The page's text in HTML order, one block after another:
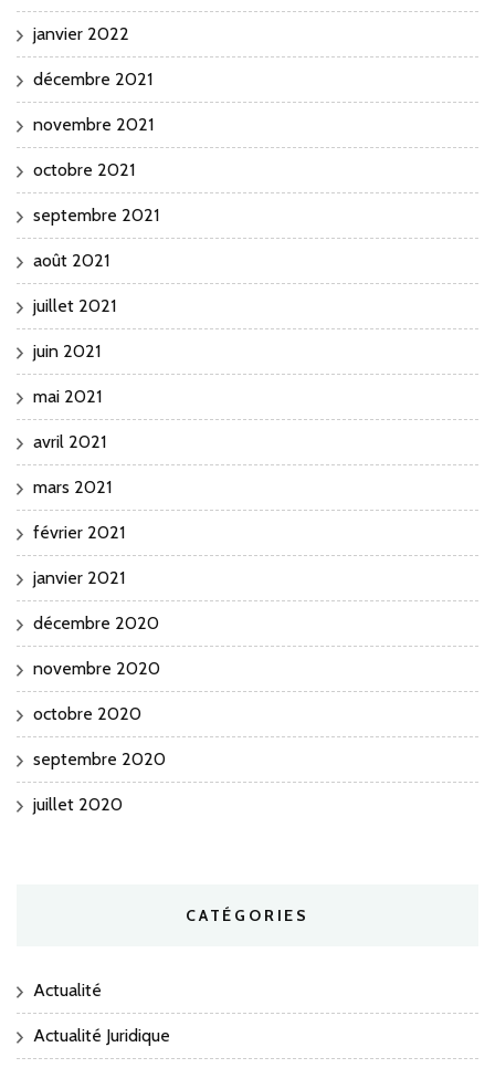
janvier 2022
décembre 2021
novembre 2021
octobre 2021
septembre 2021
août 2021
juillet 2021
juin 2021
mai 2021
avril 2021
mars 2021
février 2021
janvier 2021
décembre 2020
novembre 2020
octobre 2020
septembre 2020
juillet 2020
CATÉGORIES
Actualité
Actualité Juridique